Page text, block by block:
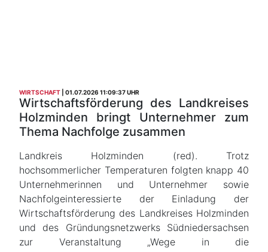
WIRTSCHAFT 01.07.2026 11:09:37 UHR
Wirtschaftsförderung des Landkreises
Holzminden bringt Unternehmer zum
Thema Nachfolge zusammen
Landkreis Holzminden (red). Trotz
hochsommerlicher Temperaturen folgten knapp 40
Unternehmerinnen und Unternehmer sowie
Nachfolgeinteressierte der Einladung der
Wirtschaftsförderung des Landkreises Holzminden
und des Gründungsnetzwerks Südniedersachsen
zur Veranstaltung „Wege in die